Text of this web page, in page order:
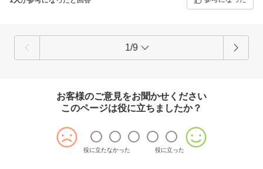
これからも「またここで買おう」と思っていただけるよう、
ありがとうございます。
1/9
お客様のご意見をお聞かせください
このページは役に立ちましたか？
役に立たなかった 役に立った